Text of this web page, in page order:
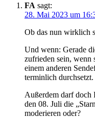
FA sagt:
28. Mai 2023 um
Ob das nun wirklich
Und wenn: Gerade
zufrieden sein, wenn
einem anderen
terminlich durchsetzt.
Außerdem darf doch
den 08. Juli die
moderieren oder?